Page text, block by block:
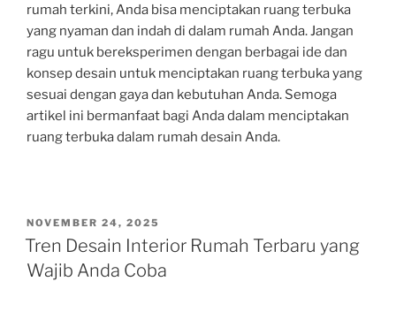
rumah terkini, Anda bisa menciptakan ruang terbuka
yang nyaman dan indah di dalam rumah Anda. Jangan
ragu untuk bereksperimen dengan berbagai ide dan
konsep desain untuk menciptakan ruang terbuka yang
sesuai dengan gaya dan kebutuhan Anda. Semoga
artikel ini bermanfaat bagi Anda dalam menciptakan
ruang terbuka dalam rumah desain Anda.
POSTED
ON
NOVEMBER 24, 2025
Tren Desain Interior Rumah Terbaru yang
Wajib Anda Coba